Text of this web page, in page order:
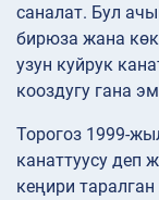
саналат. Бул
бирюза жана
узун куйрук
кооздугу гана
Торогоз 1999-
канаттуусу деп
кеңири